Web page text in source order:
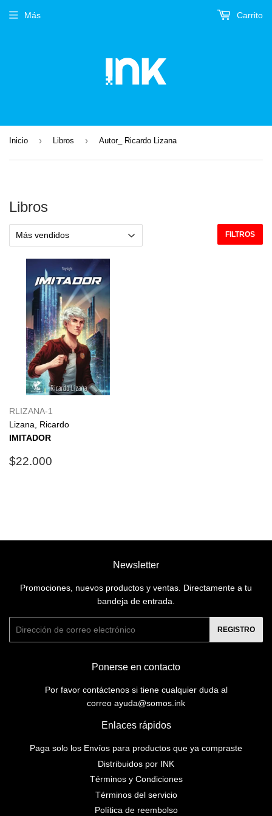
Más Carrito
Inicio › Libros › Autor_ Ricardo Lizana
Libros
FILTROS
RLIZANA-1
Lizana, Ricardo
IMITADOR
Precio
$22.000
Newsletter
Promociones, nuevos productos y ventas. Directamente a tu
bandeja de entrada.
REGISTRO
Ponerse en contacto
Por favor contáctenos si tiene cualquier duda al
correo ayuda@somos.ink
Enlaces rápidos
Paga solo los Envíos para productos que ya compraste
Distribuidos por INK
Términos y Condiciones
Términos del servicio
Política de reembolso